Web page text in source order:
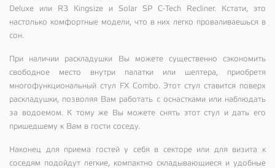
Deluxe или R3 Kingsize и Solar SP C-Tech Recliner. Кстати, это
настолько комфортные модели, что в них легко проваливаешься в
сон.
При наличии раскладушки Вы можете существенно сэкономить
свободное место внутри палатки или шелтера, приобретя
многофункциональный стул FX Combo. Этот стул ставится поверх
раскладушки, позволяя Вам работать с оснастками или наблюдать
за водоемом. К тому же Вы можете снять этот стул и дать его
пришедшему к Вам в гости соседу.
Наконец для приема гостей у себя в секторе или для визита к
соседям подойдут легкие, компактно складывающиеся и удобные